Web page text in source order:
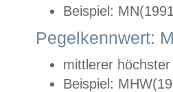
Beispiel:
Pegelkennwert:
mittlerer
Beispiel: